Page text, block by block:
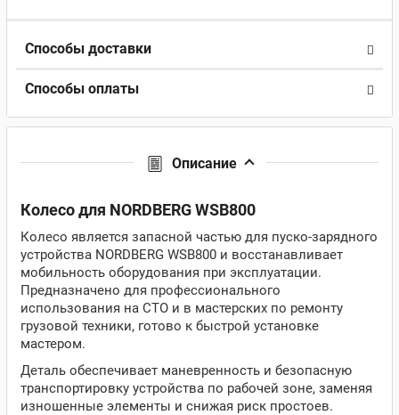
Способы доставки
Способы оплаты
Описание
Колесо для NORDBERG WSB800
Колесо является запасной частью для пуско-зарядного
устройства NORDBERG WSB800 и восстанавливает
мобильность оборудования при эксплуатации.
Предназначено для профессионального
использования на СТО и в мастерских по ремонту
грузовой техники, готово к быстрой установке
мастером.
Деталь обеспечивает маневренность и безопасную
транспортировку устройства по рабочей зоне, заменяя
изношенные элементы и снижая риск простоев.